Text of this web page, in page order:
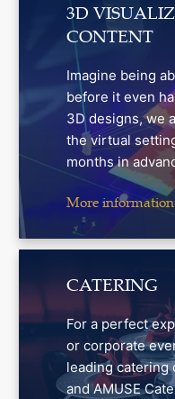
3D
CONTENT
Imagine being
before it even
3D designs, we
the virtual
months in
More information
CATERING
For a perfect
or corporate
leading catering
and AMUSE